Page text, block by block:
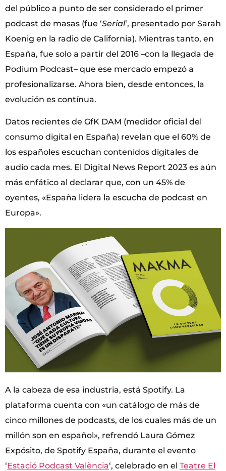
del público a punto de ser considerado el primer
podcast de masas (fue ‘Serial‘, presentado por Sarah
Koenig en la radio de California). Mientras tanto, en
España, fue solo a partir del 2016 –con la llegada de
Podium Podcast– que ese mercado empezó a
profesionalizarse. Ahora bien, desde entonces, la
evolución es contínua.
Datos recientes de GfK DAM (medidor oficial del
consumo digital en España) revelan que el 60% de
los españoles escuchan contenidos digitales de
audio cada mes. El Digital News Report 2023 es aún
más enfático al declarar que, con un 45% de
oyentes, «España lidera la escucha de podcast en
Europa».
A la cabeza de esa industria, está Spotify. La
plataforma cuenta con «un catálogo de más de
cinco millones de podcasts, de los cuales más de un
millón son en español», refrendó Laura Gómez
Expósito, de Spotify España, durante el evento
‘Estació Podcast València‘, celebrado en el Teatre El